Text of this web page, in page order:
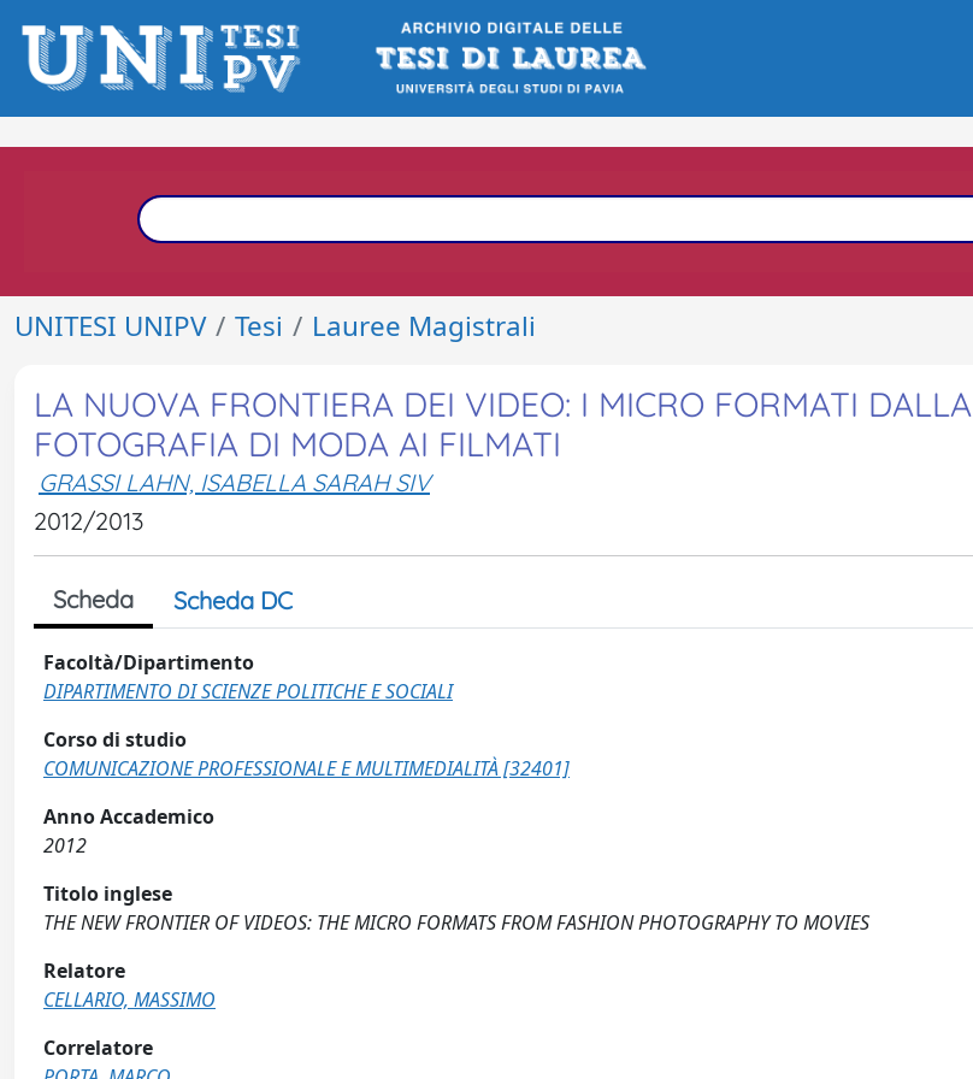
UNITESI UNIPV Tesi Lauree Magistrali
LA NUOVA FRONTIERA DEI VIDEO: I MICRO FORMATI DALLA
FOTOGRAFIA DI MODA AI FILMATI
GRASSI LAHN, ISABELLA SARAH SIV
2012/2013
Scheda Scheda DC
Facoltà/Dipartimento
DIPARTIMENTO DI SCIENZE POLITICHE E SOCIALI
Corso di studio
COMUNICAZIONE PROFESSIONALE E MULTIMEDIALITÀ [32401]
Anno Accademico
2012
Titolo inglese
THE NEW FRONTIER OF VIDEOS: THE MICRO FORMATS FROM FASHION PHOTOGRAPHY TO MOVIES
Relatore
CELLARIO, MASSIMO
Correlatore